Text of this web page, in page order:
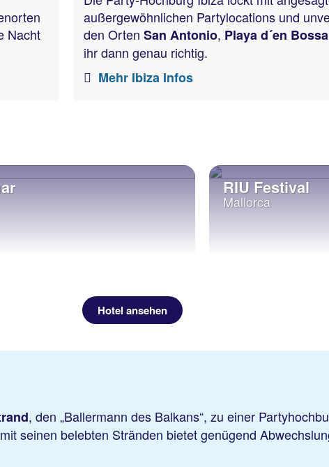
Nacht
außergewöhnlichen Partylocations und
den Orten San Antonio, Playa d´en Bossa
ihr dann genau richtig.
Mehr Ibiza Infos
Hotel ansehen
RIU Festival
Mallorca
, den „Ballermann des Balkans“, zu einer
seinen belebten Stränden bietet genügend